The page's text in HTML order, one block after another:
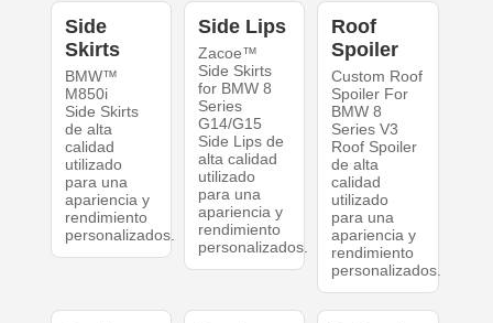
Side
Skirts
BMW™
M850i
Side Skirts
de alta
calidad
utilizado
para una
apariencia y
rendimiento
personalizados.
Side Lips
Zacoe™
Side Skirts
for BMW 8
Series
G14/G15
Side Lips de
alta calidad
utilizado
para una
apariencia y
rendimiento
personalizados.
Roof
Spoiler
Custom Roof
Spoiler For
BMW 8
Series V3
Roof Spoiler
de alta
calidad
utilizado
para una
apariencia y
rendimiento
personalizados.